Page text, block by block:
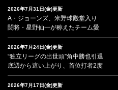
2026年7月31日(金)更新
A・ジョーンズ、米野球殿堂入り
闘将・星野仙一が称えたチーム愛
2026年7月24日(金)更新
“独立リーグの出世頭”角中勝也引退
底辺から這い上がり、首位打者2度
2026年7月17日(金)更新